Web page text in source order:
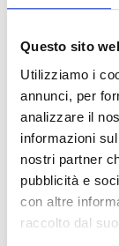
Questo sito
Utilizziamo i
annunci, per
analizzare il
informazioni
nostri partner
pubblicità e
con altre
raccolto dal
Link e
Pagina web
Bando
Si consiglia di
ufficiale del
informazioni